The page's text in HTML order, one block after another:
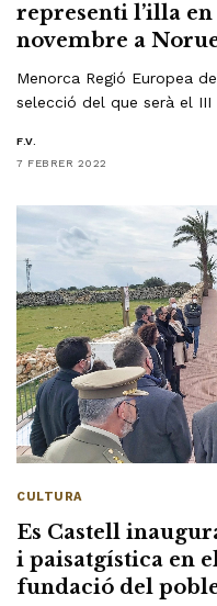
representi l’illa
novembre a
Menorca Regió Europea
selecció del que serà el III
F.V.
7 FEBRER 2022
CULTURA
Es Castell
i paisatgística en
fundació del